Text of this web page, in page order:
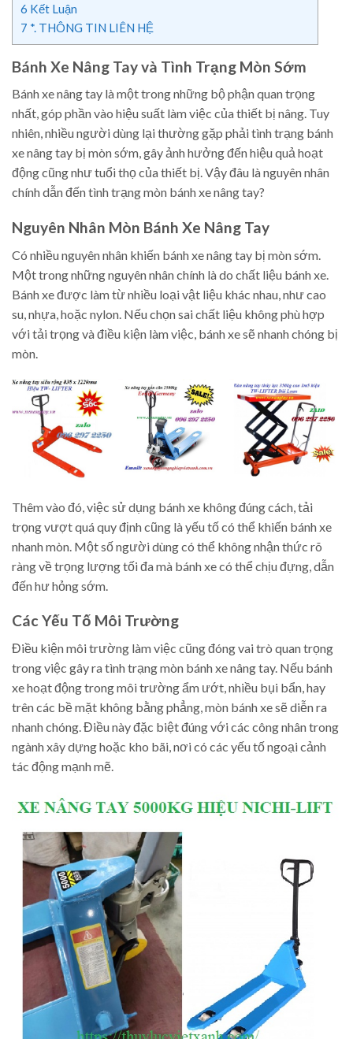
6 Kết Luận
7 *. THÔNG TIN LIÊN HỆ
Bánh Xe Nâng Tay và Tình Trạng Mòn Sớm
Bánh xe nâng tay là một trong những bộ phận quan trọng
nhất, góp phần vào hiệu suất làm việc của thiết bị nâng. Tuy
nhiên, nhiều người dùng lại thường gặp phải tình trạng bánh
xe nâng tay bị mòn sớm, gây ảnh hưởng đến hiệu quả hoạt
động cũng như tuổi thọ của thiết bị. Vậy đâu là nguyên nhân
chính dẫn đến tình trạng mòn bánh xe nâng tay?
Nguyên Nhân Mòn Bánh Xe Nâng Tay
Có nhiều nguyên nhân khiến bánh xe nâng tay bị mòn sớm.
Một trong những nguyên nhân chính là do chất liệu bánh xe.
Bánh xe được làm từ nhiều loại vật liệu khác nhau, như cao
su, nhựa, hoặc nylon. Nếu chọn sai chất liệu không phù hợp
với tải trọng và điều kiện làm việc, bánh xe sẽ nhanh chóng bị
mòn.
Thêm vào đó, việc sử dụng bánh xe không đúng cách, tải
trọng vượt quá quy định cũng là yếu tố có thể khiến bánh xe
nhanh mòn. Một số người dùng có thể không nhận thức rõ
ràng về trọng lượng tối đa mà bánh xe có thể chịu đựng, dẫn
đến hư hỏng sớm.
Các Yếu Tố Môi Trường
Điều kiện môi trường làm việc cũng đóng vai trò quan trọng
trong việc gây ra tình trạng mòn bánh xe nâng tay. Nếu bánh
xe hoạt động trong môi trường ẩm ướt, nhiều bụi bẩn, hay
trên các bề mặt không bằng phẳng, mòn bánh xe sẽ diễn ra
nhanh chóng. Điều này đặc biệt đúng với các công nhân trong
ngành xây dựng hoặc kho bãi, nơi có các yếu tố ngoại cảnh
tác động mạnh mẽ.